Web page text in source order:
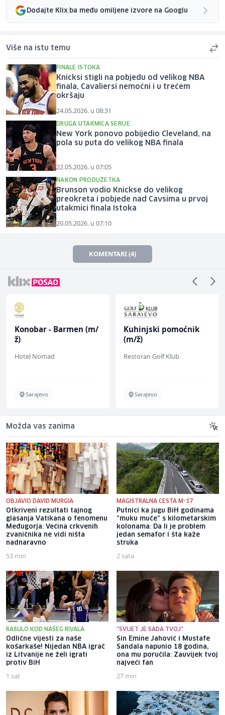
Dodajte Klix.ba među omiljene izvore na Googlu
Više na istu temu
FINALE ISTOKA
Knicksi stigli na pobjedu od velikog NBA
finala, Cavaliersi nemoćni i u trećem
okršaju
24.05.2026. u 08:31
DRUGA UTAKMICA SERIJE
New York ponovo pobijedio Cleveland, na
pola su puta do velikog NBA finala
22.05.2026. u 07:05
NAKON PRODUŽETKA
Brunson vodio Knickse do velikog
preokreta i pobjede nad Cavsima u prvoj
utakmici finala Istoka
20.05.2026. u 07:10
KOMENTARI (4)
Konobar - Barmen (m/
ž)
Hotel Nomad
Sarajevo
Kuhinjski pomoćnik
(m/ž)
Restoran Golf Klub
Sarajevo
Možda vas zanima
OBJAVIO DAVID MURGIA
Otkriveni rezultati tajnog
glasanja Vatikana o fenomenu
Međugorja: Većina crkvenih
zvaničnika ne vidi ništa
nadnaravno
53 min
MAGISTRALNA CESTA M-17
Putnici ka jugu BiH godinama
"muku muče" s kilometarskim
kolonama: Da li je problem
jedan semafor i šta kaže
struka
2 sata
RASULO KOD NAŠEG RIVALA
Odlične vijesti za naše
košarkaše! Nijedan NBA igrač
iz Litvanije ne želi igrati
protiv BiH
1 sat
"SVIJET JE SADA TVOJ"
Sin Emine Jahović i Mustafe
Sandala napunio 18 godina,
ona mu poručila: Zauvijek tvoj
najveći fan
27 min